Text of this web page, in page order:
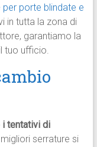
porte blindate e
in tutta la zona di
garantiamo la
tuo ufficio.
i tentativi di
serrature si